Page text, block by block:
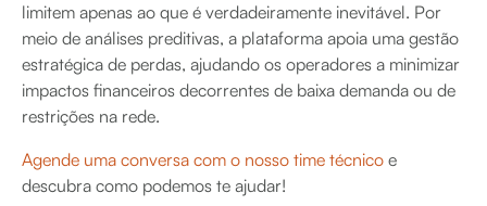
limitem apenas ao que é verdadeiramente inevitável. Por
meio de análises preditivas, a plataforma apoia uma gestão
estratégica de perdas, ajudando os operadores a minimizar
impactos financeiros decorrentes de baixa demanda ou de
restrições na rede.
Agende uma conversa com o nosso time técnico e
descubra como podemos te ajudar!